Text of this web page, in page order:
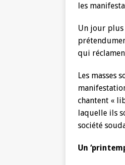
les
Un jour plus
qui
Les masses
chantent «
laquelle ils
société
Un